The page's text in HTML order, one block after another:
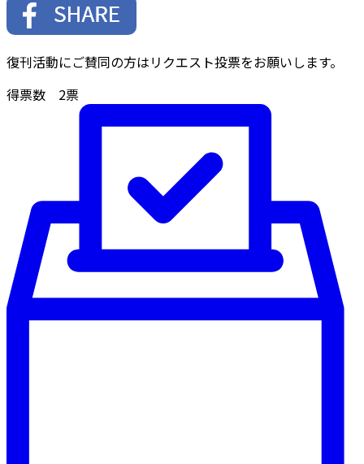
復刊活動にご賛同の方はリクエスト投票をお願いします。
得票数 2票